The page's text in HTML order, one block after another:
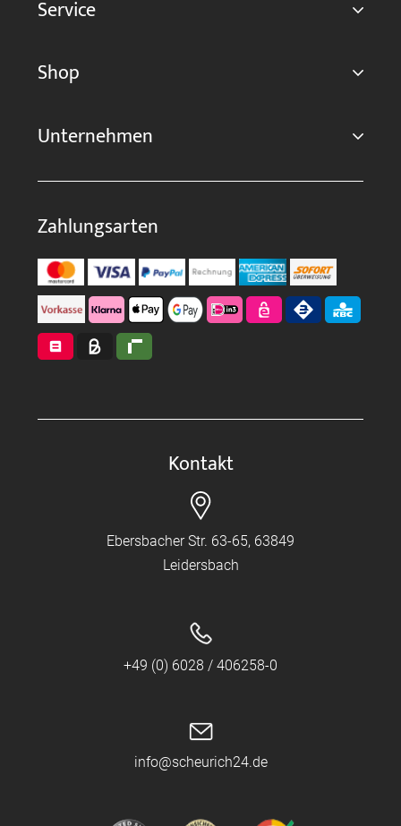
Service
Shop
Unternehmen
Zahlungsarten
Kontakt
Ebersbacher Str. 63-65, 63849
Leidersbach
+49 (0) 6028 / 406258-0
info@scheurich24.de